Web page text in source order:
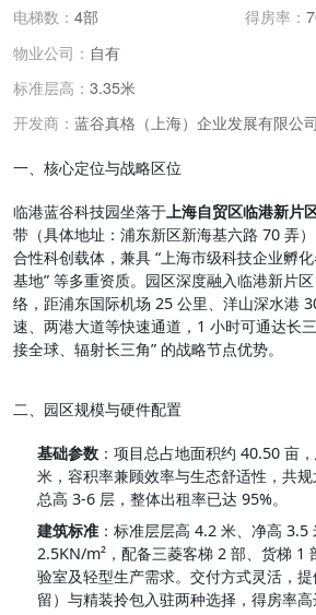
电梯数： 4部 得房率：
物业公司： 自有
标准层高： 3.35米
开发商： 蓝谷真格（上海）企业发展有限公司
一、核心定位与战略区位
临港蓝谷科技园坐落于上海自贸区临港新片
带（具体地址：浦东新区新海基六路 70 弄
合性科创载体，兼具 “上海市级科技企业孵
基地” 等多重资质。园区深度融入临港新片
络，距浦东国际机场 25 公里、洋山深水港
速、两港大道等快速通道，1 小时可通达长
接全球、辐射长三角” 的战略节点优势。
二、园区规模与硬件配置
基础参数：项目总占地面积约 40.50 亩
米，容积率兼顾效率与生态舒适性，共
总高 3-6 层，整体出租率已达 95%。
建筑标准：标准层层高 4.2 米、净高 3.5
2.5KN/m²，配备三菱客梯 2 部、货梯 1
验室及轻型生产需求。交付方式灵活，
留）与精装拎包入驻两种选择，得房率高